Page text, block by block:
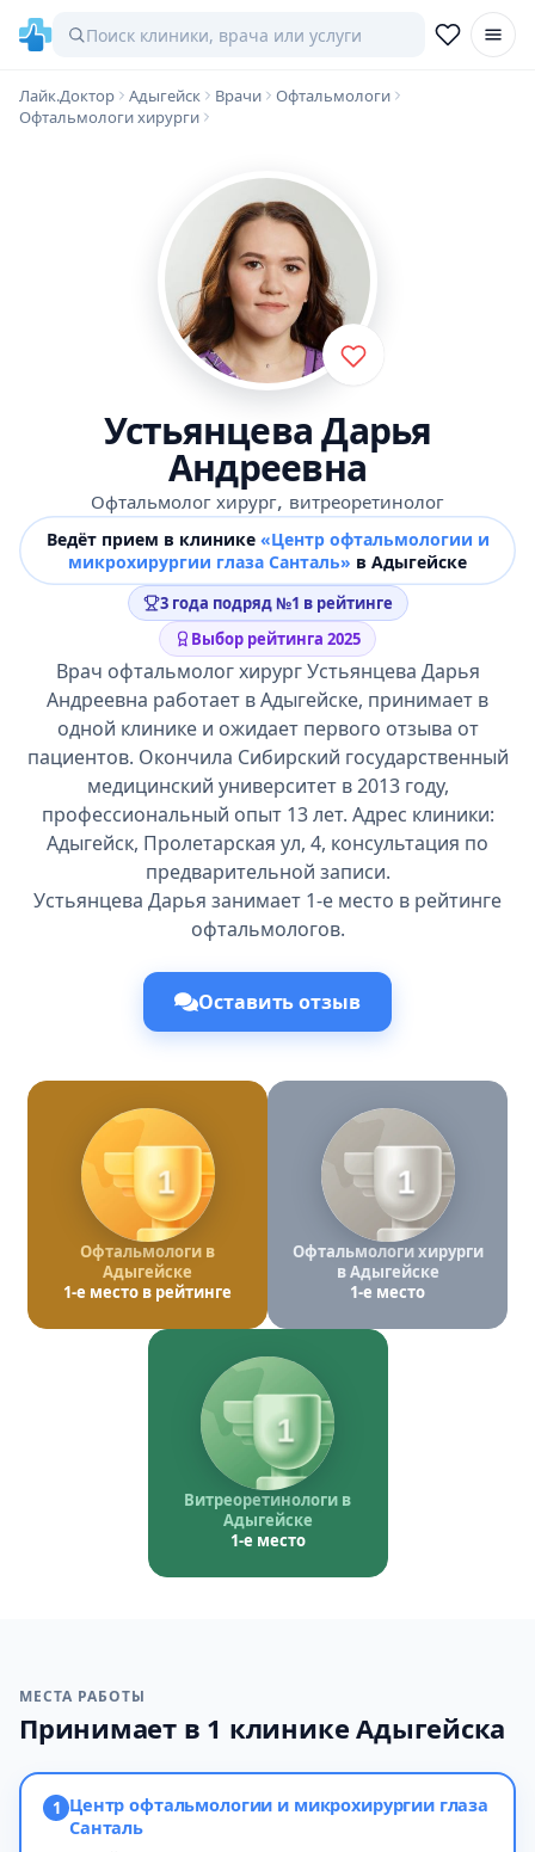
Лайк.Доктор Адыгейск Врачи
Офтальмологи
Офтальмологи хирурги
Устьянцева Дарья
Андреевна
Офтальмолог хирург, витреоретинолог
Ведёт прием в клинике «Центр офтальмологии и
микрохирургии глаза Санталь» в Адыгейске
3 года подряд №1 в рейтинге
Выбор рейтинга 2025
Врач офтальмолог хирург Устьянцева Дарья
Андреевна работает в Адыгейске, принимает в
одной клинике и ожидает первого отзыва от
пациентов. Окончила Сибирский государственный
медицинский университет в 2013 году,
профессиональный опыт 13 лет. Адрес клиники:
Адыгейск, Пролетарская ул, 4, консультация по
предварительной записи.
Устьянцева Дарья занимает 1-е место в рейтинге
офтальмологов.
Оставить отзыв
1
Офтальмологи в
Адыгейске
1-е место в рейтинге
1
Офтальмологи хирурги
в Адыгейске
1-е место
1
Витреоретинологи в
Адыгейске
1-е место
МЕСТА РАБОТЫ
Принимает в 1 клинике Адыгейска
1 Центр офтальмологии и микрохирургии глаза
Санталь